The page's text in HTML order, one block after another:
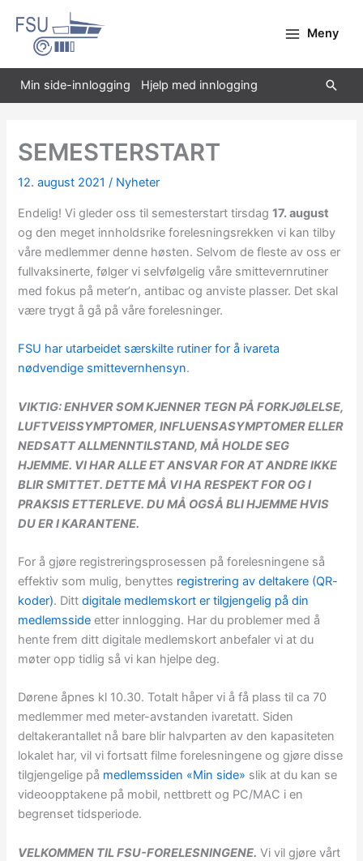
rett
innholdet
Meny
Min side-innlogging Hjelp med innlogging Søk
SEMESTERSTART
12. august 2021/ Nyheter
Endelig! Vi gleder oss til semesterstart tirsdag17. august
og den meget innholdsrike forelesningsrekken vi kan tilby
våre medlemmer denne høsten. Selvom de fleste av oss er
fullvaksinerte, følger vi selvfølgelig våre smittevernrutiner
med fokus på meter’n, antibac og anviste plasser. Det skal
være trygt å gå på våre forelesninger.
FSU har utarbeidet særskilte rutiner for å ivareta
nødvendige smittevernhensyn.
VIKTIG:ENHVER SOM KJENNER TEGN PÅ FORKJØLELSE,
LUFTVEISSYMPTOMER, INFLUENSASYMPTOMER ELLER
NEDSATT ALLMENNTILSTAND, MÅ HOLDE SEG
HJEMME. VI HAR ALLE ET ANSVAR FOR AT ANDRE IKKE
BLIR SMITTET. DETTE MÅ VI HA RESPEKT FOR OG I
PRAKSIS ETTERLEVE. DU MÅ OGSÅ BLI HJEMME HVIS
DU ER I KARANTENE.
For å gjøre registreringsprosessen på forelesningene så
effektiv som mulig, benyttes registrering av deltakere (QR-
koder). Dittdigitale medlemskort er tilgjengelig på din
medlemsside etter innlogging. Har du problemer med å
hente frem ditt digitale medlemskort anbefaler vi at du
møter opp tidlig så vi kan hjelpe deg.
Dørene åpnes kl 10.30. Totalt håper vi å få plass til ca 70
medlemmer med meter-avstanden ivaretatt. Siden
deltakerantallet nå bare blir halvparten av den kapasiteten
lokalet har, vil vi fortsatt filme forelesningene og gjøre disse
tilgjengelige på medlemssiden «Min side» slik at du kan se
videoopptakene på mobil, nettbrett og PC/MAC i en
begrenset tidsperiode.
VELKOMMEN TIL FSU-FORELESNINGENE. Vi vil gjøre vårt